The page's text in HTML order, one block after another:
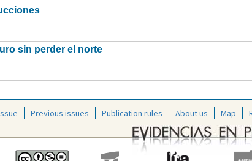
sin perder el norte
Previous issues Publication rules About us Map